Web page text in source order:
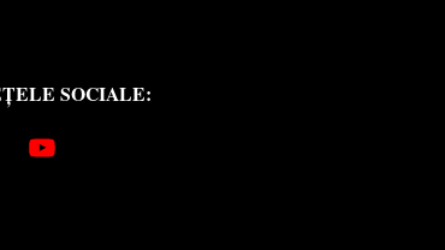
copilului
Indemnizația de maternitate pentru femeile
necăsătorite
SOCIALE: